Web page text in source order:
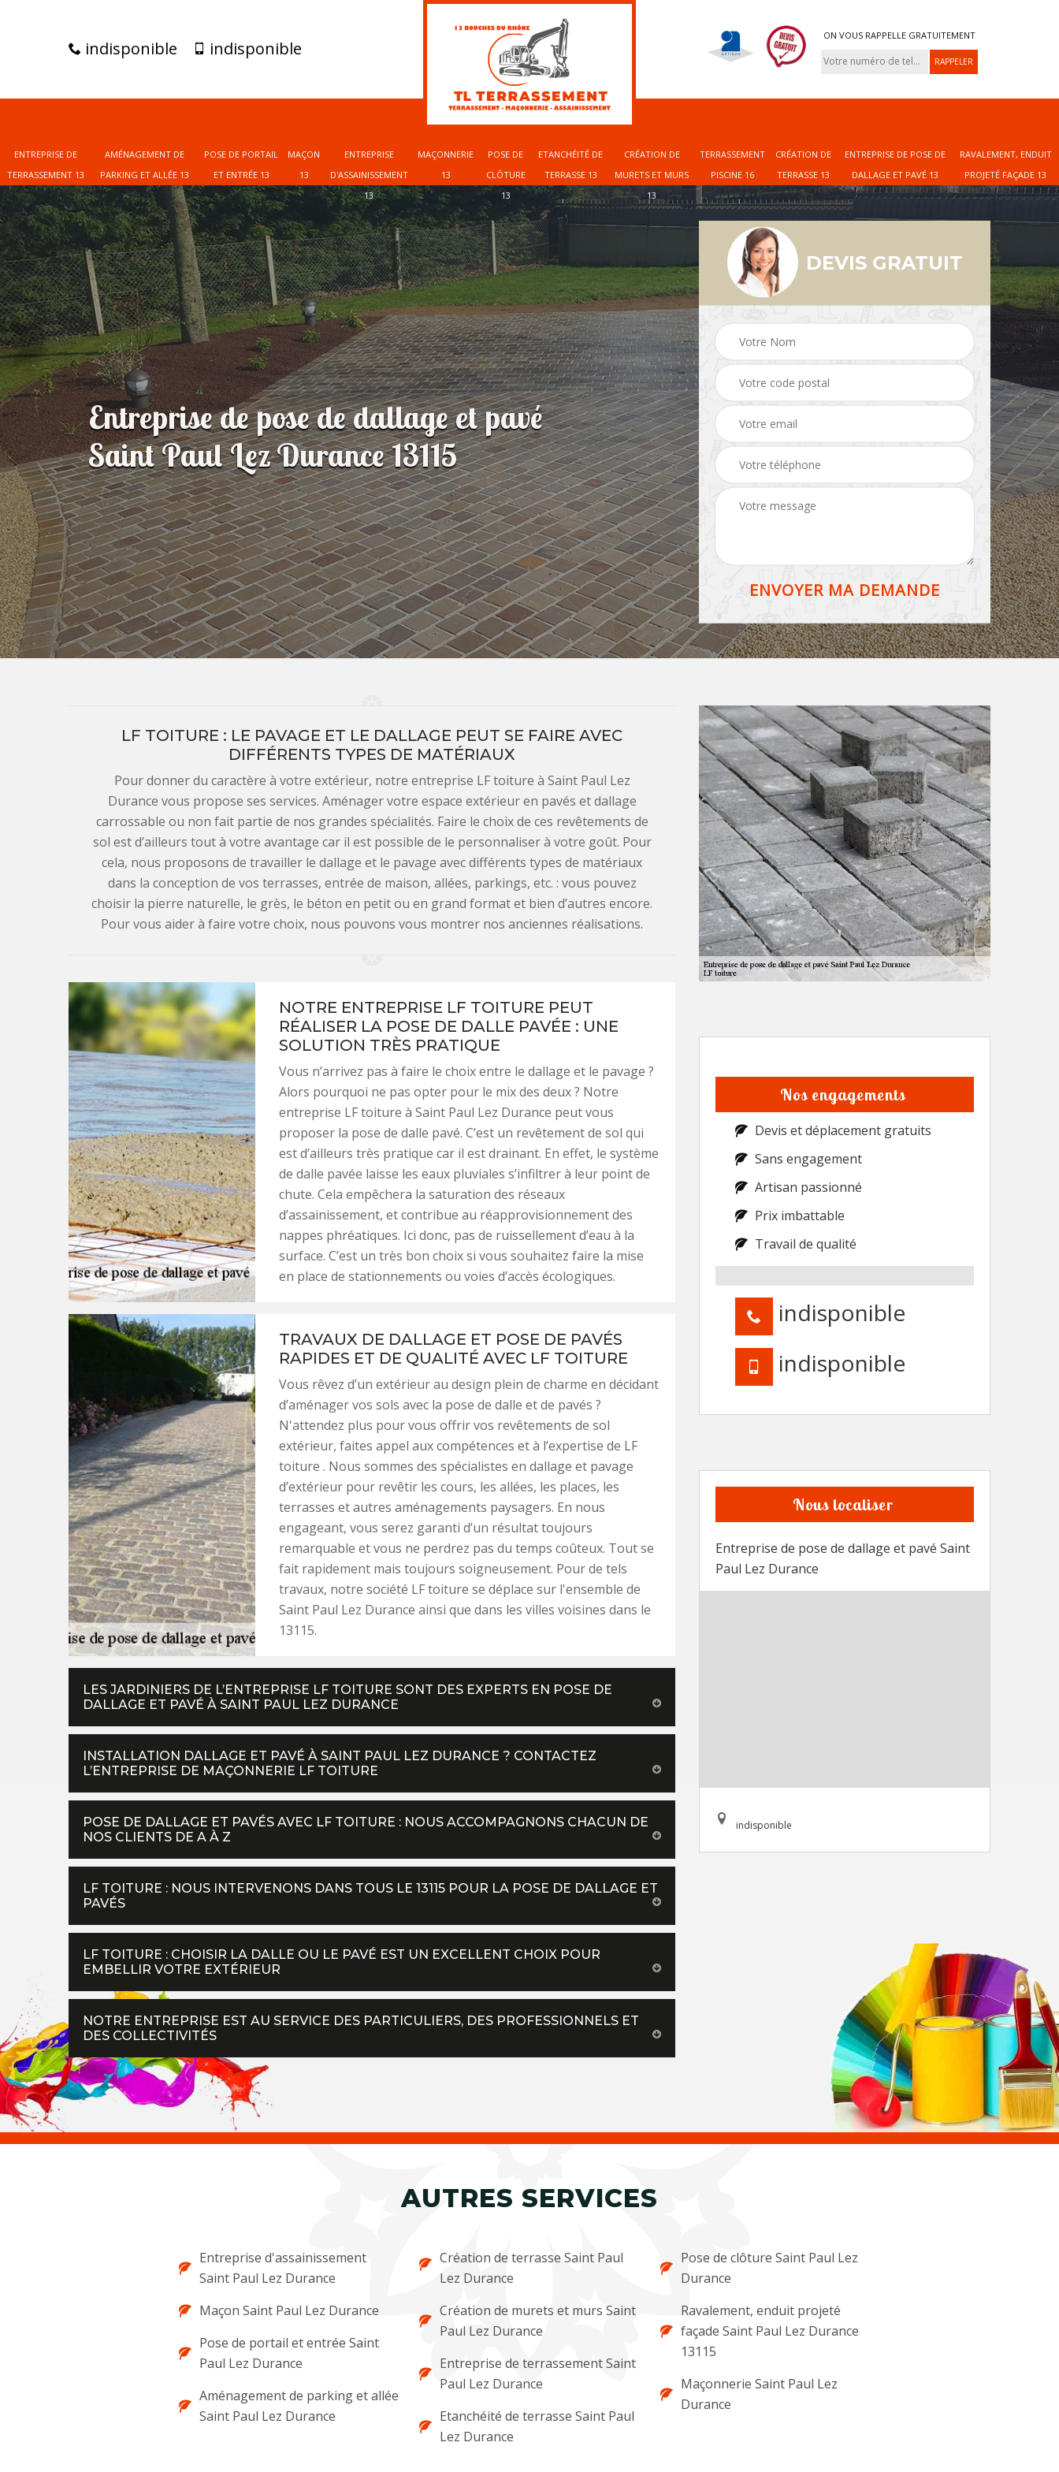
indisponible indisponible
ON VOUS RAPPELLE GRATUITEMENT
ENTREPRISE DE
TERRASSEMENT 13
AMÉNAGEMENT DE
PARKING ET ALLÉE 13
POSE DE PORTAIL
ET ENTRÉE 13
MAÇON
13
ENTREPRISE
D'ASSAINISSEMENT
13
MAÇONNERIE
13
POSE DE
CLÔTURE
13
ETANCHÉITÉ DE
TERRASSE 13
CRÉATION DE
MURETS ET MURS
13
TERRASSEMENT
PISCINE 16
CRÉATION DE
TERRASSE 13
ENTREPRISE DE POSE DE
DALLAGE ET PAVÉ 13
RAVALEMENT, ENDUIT
PROJETÉ FAÇADE 13
Entreprise de pose de dallage et pavé
Saint Paul Lez Durance 13115
DEVIS GRATUIT
LF TOITURE : LE PAVAGE ET LE DALLAGE PEUT SE FAIRE AVEC
DIFFÉRENTS TYPES DE MATÉRIAUX
Pour donner du caractère à votre extérieur, notre entreprise LF toiture à Saint Paul Lez
Durance vous propose ses services. Aménager votre espace extérieur en pavés et dallage
carrossable ou non fait partie de nos grandes spécialités. Faire le choix de ces revêtements de
sol est d’ailleurs tout à votre avantage car il est possible de le personnaliser à votre goût. Pour
cela, nous proposons de travailler le dallage et le pavage avec différents types de matériaux
dans la conception de vos terrasses, entrée de maison, allées, parkings, etc. : vous pouvez
choisir la pierre naturelle, le grès, le béton en petit ou en grand format et bien d’autres encore.
Pour vous aider à faire votre choix, nous pouvons vous montrer nos anciennes réalisations.
NOTRE ENTREPRISE LF TOITURE PEUT
RÉALISER LA POSE DE DALLE PAVÉE : UNE
SOLUTION TRÈS PRATIQUE
Vous n’arrivez pas à faire le choix entre le dallage et le pavage ?
Alors pourquoi ne pas opter pour le mix des deux ? Notre
entreprise LF toiture à Saint Paul Lez Durance peut vous
proposer la pose de dalle pavé. C’est un revêtement de sol qui
est d’ailleurs très pratique car il est drainant. En effet, le système
de dalle pavée laisse les eaux pluviales s’infiltrer à leur point de
chute. Cela empêchera la saturation des réseaux
d’assainissement, et contribue au réapprovisionnement des
nappes phréatiques. Ici donc, pas de ruissellement d’eau à la
surface. C’est un très bon choix si vous souhaitez faire la mise
en place de stationnements ou voies d’accès écologiques.
TRAVAUX DE DALLAGE ET POSE DE PAVÉS
RAPIDES ET DE QUALITÉ AVEC LF TOITURE
Vous rêvez d’un extérieur au design plein de charme en décidant
d’aménager vos sols avec la pose de dalle et de pavés ?
N'attendez plus pour vous offrir vos revêtements de sol
extérieur, faites appel aux compétences et à l’expertise de LF
toiture . Nous sommes des spécialistes en dallage et pavage
d’extérieur pour revêtir les cours, les allées, les places, les
terrasses et autres aménagements paysagers. En nous
engageant, vous serez garanti d’un résultat toujours
remarquable et vous ne perdrez pas du temps coûteux. Tout se
fait rapidement mais toujours soigneusement. Pour de tels
travaux, notre société LF toiture se déplace sur l'ensemble de
Saint Paul Lez Durance ainsi que dans les villes voisines dans le
13115.
LES JARDINIERS DE L’ENTREPRISE LF TOITURE SONT DES EXPERTS EN POSE DE
DALLAGE ET PAVÉ À SAINT PAUL LEZ DURANCE
INSTALLATION DALLAGE ET PAVÉ À SAINT PAUL LEZ DURANCE ? CONTACTEZ
L’ENTREPRISE DE MAÇONNERIE LF TOITURE
POSE DE DALLAGE ET PAVÉS AVEC LF TOITURE : NOUS ACCOMPAGNONS CHACUN DE
NOS CLIENTS DE A À Z
LF TOITURE : NOUS INTERVENONS DANS TOUS LE 13115 POUR LA POSE DE DALLAGE ET
PAVÉS
LF TOITURE : CHOISIR LA DALLE OU LE PAVÉ EST UN EXCELLENT CHOIX POUR
EMBELLIR VOTRE EXTÉRIEUR
NOTRE ENTREPRISE EST AU SERVICE DES PARTICULIERS, DES PROFESSIONNELS ET
DES COLLECTIVITÉS
Nos engagements
Devis et déplacement gratuits
Sans engagement
Artisan passionné
Prix imbattable
Travail de qualité
indisponible
indisponible
Nous localiser
Entreprise de pose de dallage et pavé Saint
Paul Lez Durance
indisponible
AUTRES SERVICES
Entreprise d'assainissement
Saint Paul Lez Durance
Maçon Saint Paul Lez Durance
Pose de portail et entrée Saint
Paul Lez Durance
Aménagement de parking et allée
Saint Paul Lez Durance
Création de terrasse Saint Paul
Lez Durance
Création de murets et murs Saint
Paul Lez Durance
Entreprise de terrassement Saint
Paul Lez Durance
Etanchéité de terrasse Saint Paul
Lez Durance
Pose de clôture Saint Paul Lez
Durance
Ravalement, enduit projeté
façade Saint Paul Lez Durance
13115
Maçonnerie Saint Paul Lez
Durance